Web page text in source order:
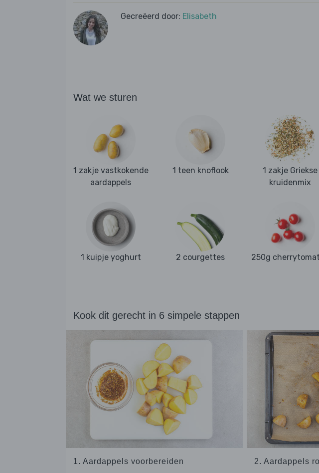
Gecreëerd door: Elisabeth
Wat we sturen
1 zakje vastkokende
aardappels
1 teen knoflook
1 zakje Griekse
kruidenmix
1 kuipje yoghurt 2 courgettes 250g
Kook dit gerecht in 6 simpele stappen
1. Aardappels voorbereiden 2. Aardappels